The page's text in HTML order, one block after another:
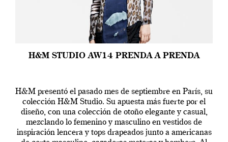
H&M STUDIO AW14 PRENDA A PRENDA
H&M presentó el pasado mes de septiembre en París, su
colección H&M Studio. Su apuesta más fuerte por el
diseño, con una colección de otoño elegante y casual,
mezclando lo femenino y masculino en vestidos de
inspiración lencera y tops drapeados junto a americanas